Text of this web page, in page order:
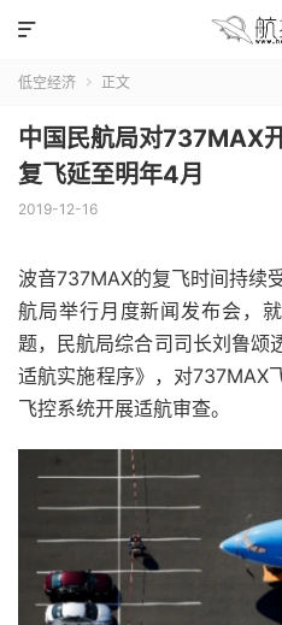

低空经济  正文
中国民航局对737MAX
复飞延至明年4月
2019-12-16
波音737MAX的复飞时间持续
航局举行月度新闻发布会，
题，民航局综合司司长刘鲁颂
适航实施程序》，对737MAX
飞控系统开展适航审查。